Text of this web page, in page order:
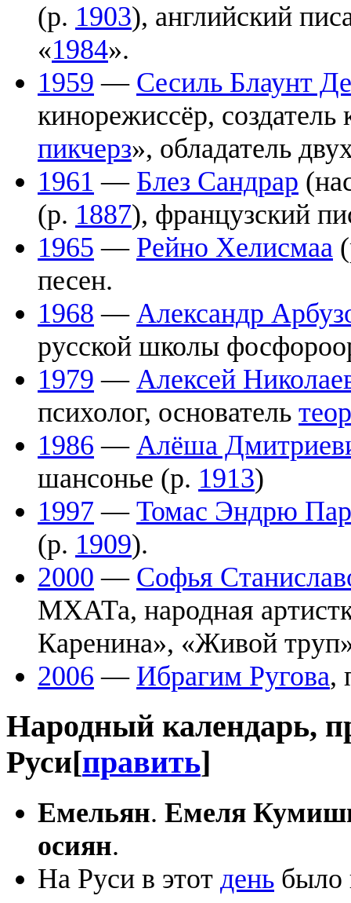
(р. 1903), английский
«1984».
1959 — Сесиль Блаунт
кинорежиссёр,
пикчерз», обладатель
1961 — Блез Сандрар
(р. 1887), французский
1965 — Рейно Хелисмаа
песен.
1968 — Александр
русской школы
1979 — Алексей
психолог, основатель
1986 — Алёша
шансонье (р. 1913)
1997 — Томас Эндрю
(р. 1909).
2000 — Софья
МХАТа, народная
Каренина», «Живой
2006 — Ибрагим Ругова,
Народный календарь,
Руси[править]
Емельян. Емеля
осиян.
На Руси в этот день было